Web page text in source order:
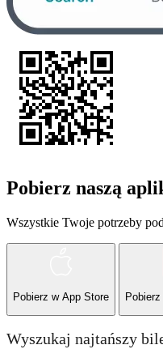
Pobierz naszą
Wszystkie Twoje potrzeby
Pobierz w App Store Pobierz
Wyszukaj najtańszy